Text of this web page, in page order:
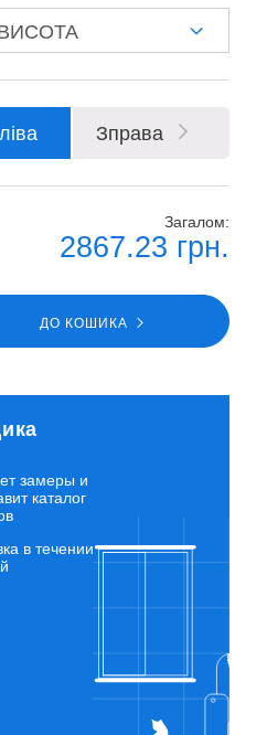
Зправа
Загалом:
2867.23 грн.
ДО КОШИКА
замеры и
каталог
в течении